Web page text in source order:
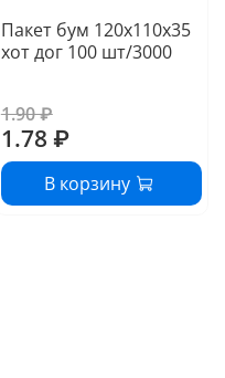
Пакет бум 120х110х35
хот дог 100 шт/3000
1.90 ₽
1.78 ₽
В корзину